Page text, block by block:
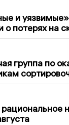
и
потерях на
группа по